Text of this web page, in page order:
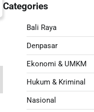
Categories
Bali Raya
Denpasar
Ekonomi & UMKM
Hukum & Kriminal
Nasional